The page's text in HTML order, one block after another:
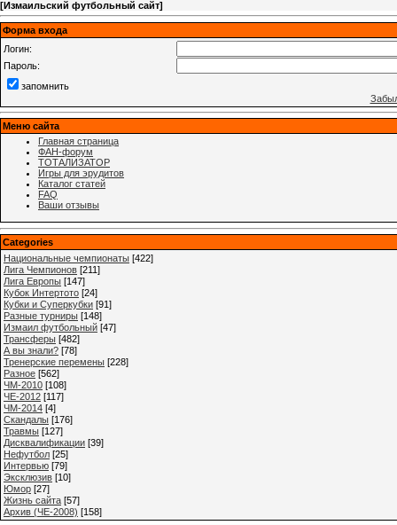
[Измаильский футбольный сайт]
Форма входа
Логин:
Пароль:
запомнить
Меню сайта
Главная страница
ФАН-форум
ТОТАЛИЗАТОР
Игры для эрудитов
Каталог статей
FAQ
Ваши отзывы
Categories
Национальные чемпионаты [422]
Лига Чемпионов [211]
Лига Европы [147]
Кубок Интертото [24]
Кубки и Суперкубки [91]
Разные турниры [148]
Измаил футбольный [47]
Трансферы [482]
А вы знали? [78]
Тренерские перемены [228]
Разное [562]
ЧМ-2010 [108]
ЧЕ-2012 [117]
ЧМ-2014 [4]
Cкандалы [176]
Травмы [127]
Дисквалификации [39]
Нефутбол [25]
Интервью [79]
Эксклюзив [10]
Юмор [27]
Жизнь сайта [57]
Архив (ЧЕ-2008) [158]